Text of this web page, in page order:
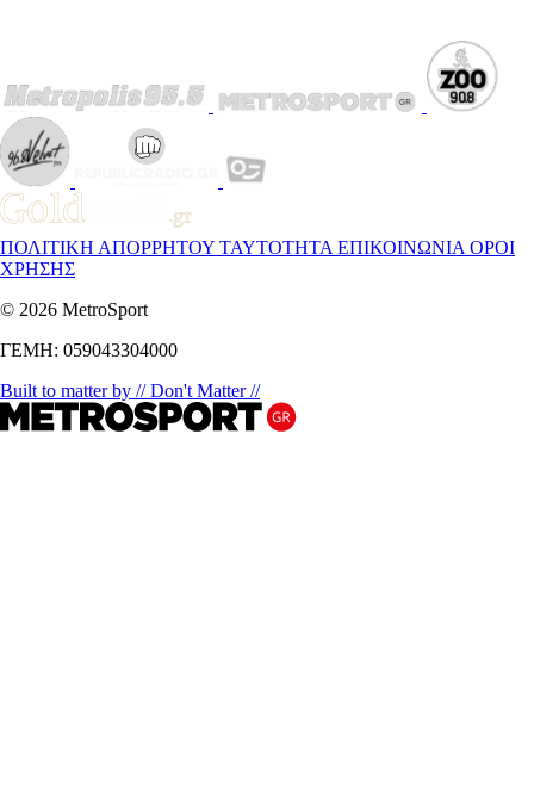
ΠΟΛΙΤΙΚΗ ΑΠΟΡΡΗΤΟΥ ΤΑΥΤΟΤΗΤΑ ΕΠΙΚΟΙΝΩΝΙΑ ΟΡΟΙ
ΧΡΗΣΗΣ
© 2026 MetroSport
ΓΕΜΗ: 059043304000
Built to matter by // Don't Matter //